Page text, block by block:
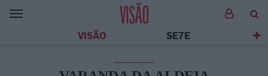
VISÃO SE7E